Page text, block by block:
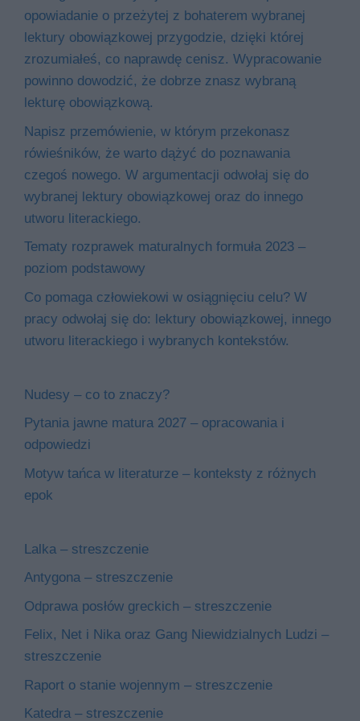
opowiadanie o przeżytej z bohaterem wybranej
lektury obowiązkowej przygodzie, dzięki której
zrozumiałeś, co naprawdę cenisz. Wypracowanie
powinno dowodzić, że dobrze znasz wybraną
lekturę obowiązkową.
Napisz przemówienie, w którym przekonasz
rówieśników, że warto dążyć do poznawania
czegoś nowego. W argumentacji odwołaj się do
wybranej lektury obowiązkowej oraz do innego
utworu literackiego.
Tematy rozprawek maturalnych formuła 2023 –
poziom podstawowy
Co pomaga człowiekowi w osiągnięciu celu? W
pracy odwołaj się do: lektury obowiązkowej, innego
utworu literackiego i wybranych kontekstów.
Nudesy – co to znaczy?
Pytania jawne matura 2027 – opracowania i
odpowiedzi
Motyw tańca w literaturze – konteksty z różnych
epok
Lalka – streszczenie
Antygona – streszczenie
Odprawa posłów greckich – streszczenie
Felix, Net i Nika oraz Gang Niewidzialnych Ludzi –
streszczenie
Raport o stanie wojennym – streszczenie
Katedra – streszczenie